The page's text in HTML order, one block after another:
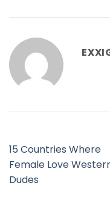
15 Countries Where
Female Love
Dudes